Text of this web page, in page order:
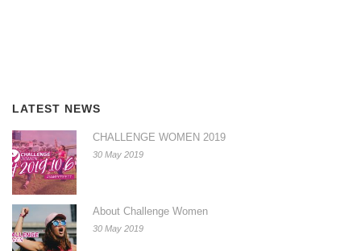
LATEST NEWS
CHALLENGE WOMEN 2019
30 May 2019
About Challenge Women
30 May 2019